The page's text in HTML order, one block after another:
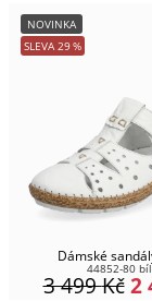
NOVINKA
SLEVA 29%
Dámské
44852-80
2
3 499Kč